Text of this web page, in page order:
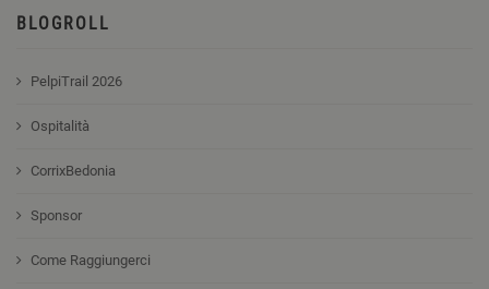
BLOGROLL
PelpiTrail 2026
Ospitalità
CorrixBedonia
Sponsor
Come Raggiungerci